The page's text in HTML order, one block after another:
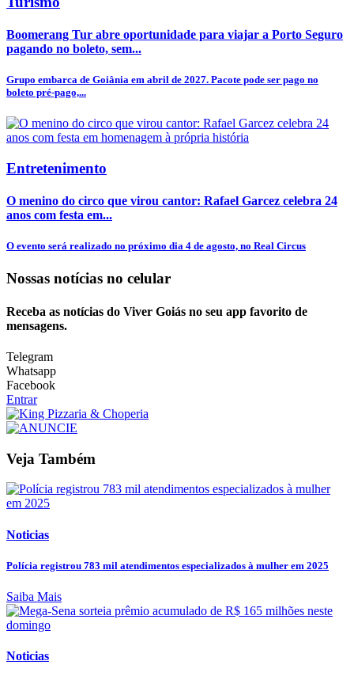
Boomerang Tur abre oportunidade para viajar a Porto Seguro
pagando no boleto, sem...
Grupo embarca de Goiânia em abril de 2027. Pacote pode ser pago no
boleto pré-pago,...
Entretenimento
O menino do circo que virou cantor: Rafael Garcez celebra 24
anos com festa em...
O evento será realizado no próximo dia 4 de agosto, no Real Circus
Nossas notícias no celular
Receba as notícias do Viver Goiás no seu app favorito de
mensagens.
Telegram
Whatsapp
Facebook
Entrar
Veja Também
Noticias
Polícia registrou 783 mil atendimentos especializados à mulher em 2025
Saiba Mais
Noticias